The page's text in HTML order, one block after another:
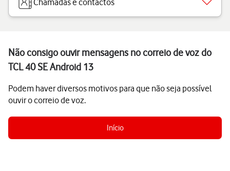
Chamadas e contactos
Não consigo ouvir mensagens no correio de voz do
TCL 40 SE Android 13
Podem haver diversos motivos para que não seja possível
ouvir o correio de voz.
Início